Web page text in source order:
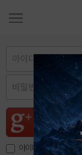
아이디, 이메일 저장